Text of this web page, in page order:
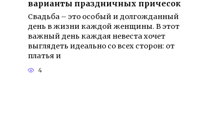
варианты праздничных причесок
Свадьба – это особый и долгожданный
день в жизни каждой женщины. В этот
важный день каждая невеста хочет
выглядеть идеально со всех сторон: от
платья и
4